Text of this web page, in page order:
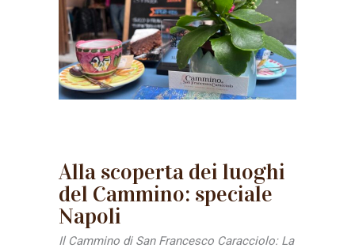
Alla scoperta dei luoghi
del Cammino: speciale
Napoli
Il Cammino di San Francesco Caracciolo: La